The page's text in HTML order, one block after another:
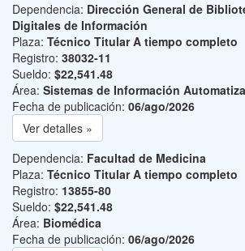
Dependencia: Dirección General de
Digitales de Información
Plaza: Técnico Titular A tiempo completo
Registro: 38032-11
Sueldo: $22,541.48
Área: Sistemas de Información
Fecha de publicación: 06/ago/2026
Ver detalles »
Dependencia: Facultad de Medicina
Plaza: Técnico Titular A tiempo completo
Registro: 13855-80
Sueldo: $22,541.48
Área: Biomédica
Fecha de publicación: 06/ago/2026